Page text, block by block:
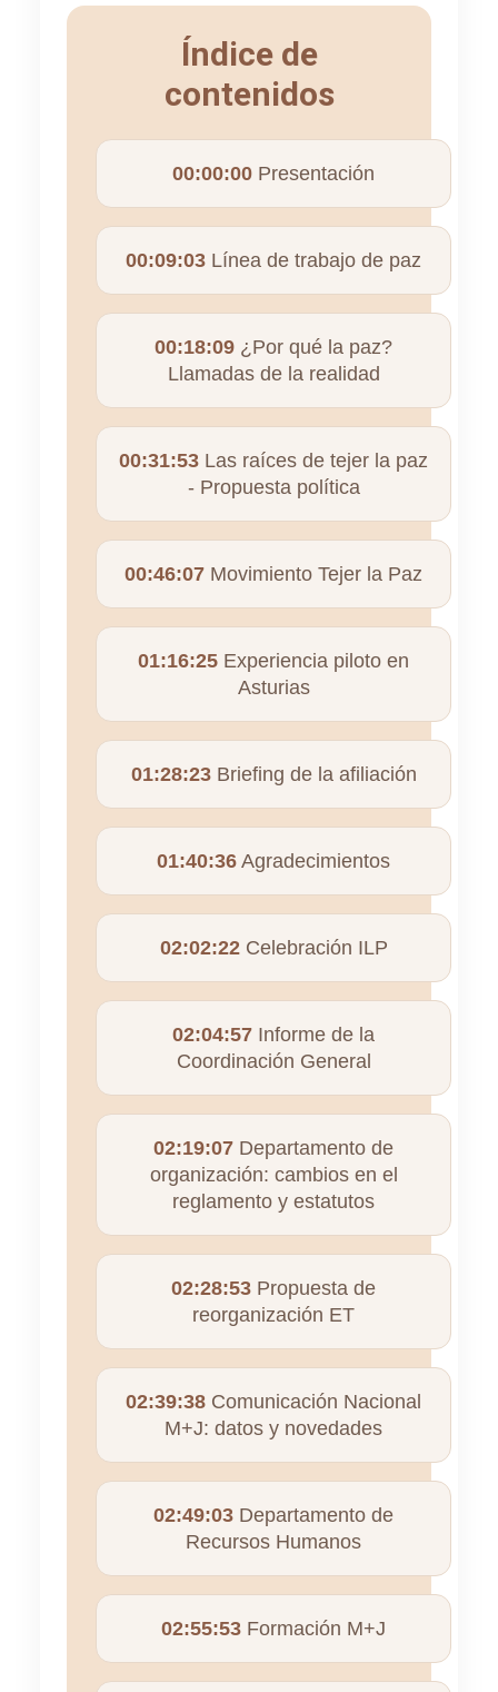
Índice de
contenidos
00:00:00 Presentación
00:09:03 Línea de trabajo de paz
00:18:09 ¿Por qué la paz?
Llamadas de la realidad
00:31:53 Las raíces de tejer la paz
- Propuesta política
00:46:07 Movimiento Tejer la Paz
01:16:25 Experiencia piloto en
Asturias
01:28:23Briefing de la afiliación
01:40:36 Agradecimientos
02:02:22Celebración ILP
02:04:57 Informe de la
Coordinación General
02:19:07 Departamento de
organización: cambios en el
reglamento y estatutos
02:28:53 Propuesta de
reorganización ET
02:39:38 Comunicación Nacional
M+J: datos y novedades
02:49:03 Departamento de
Recursos Humanos
02:55:53 Formación M+J